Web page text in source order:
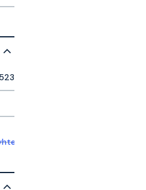
saadaksesi lisätietoja